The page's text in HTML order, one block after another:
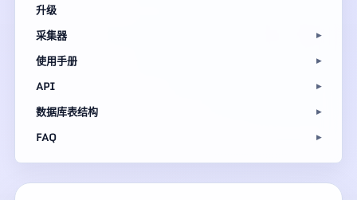
升级
采集器
使用手册
API
数据库表结构
FAQ